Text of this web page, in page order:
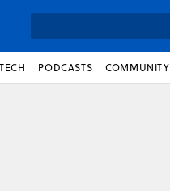
TECH PODCASTS COMMUNITY